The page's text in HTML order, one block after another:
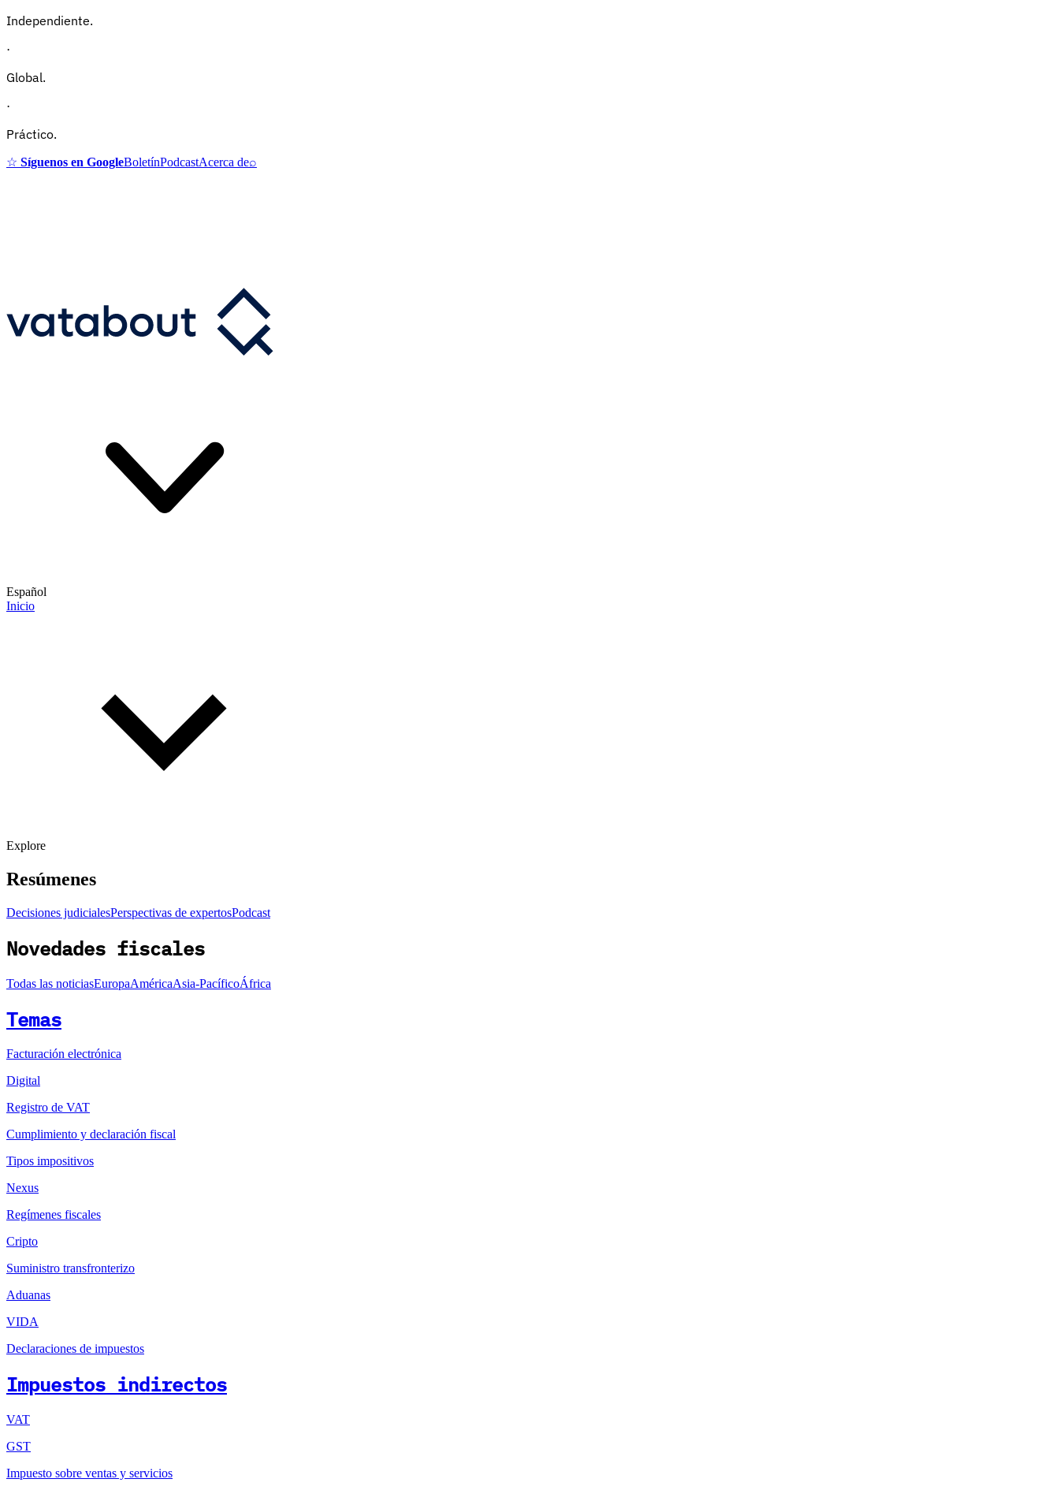
Independiente.
·
Global.
·
Práctico.
☆ Síguenos en GoogleBoletínPodcastAcerca de⌕
Español
Inicio
Explore
Resúmenes
Decisiones judicialesPerspectivas de expertosPodcast
Novedades fiscales
Todas las noticiasEuropaAméricaAsia-PacíficoÁfrica
Temas
Facturación electrónica
Digital
Registro de VAT
Cumplimiento y declaración fiscal
Tipos impositivos
Nexus
Regímenes fiscales
Cripto
Suministro transfronterizo
Aduanas
VIDA
Declaraciones de impuestos
Impuestos indirectos
VAT
GST
Impuesto sobre ventas y servicios